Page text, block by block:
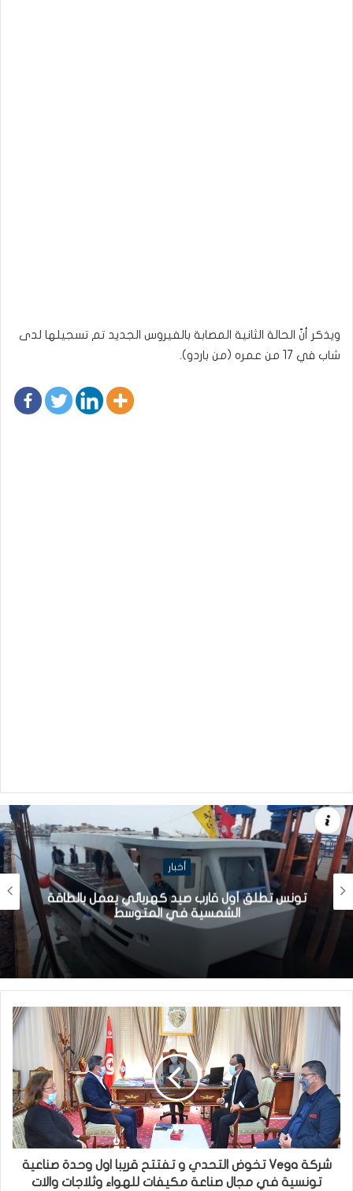
ويذكر أنّ الحالة الثانية المصابة بالفيروس الجديد تم تسجيلها لدى
شاب في 17 من عمره (من باردو).
أخبار
تونس تطلق أول قارب صيد كهربائي يعمل بالطاقة
الشمسية في المتوسط
شركة Vega تخوض التحدي و تفتتح قريبا اول وحدة صناعية
تونسية في مجال صناعة مكيفات للهواء وثلاجات والات